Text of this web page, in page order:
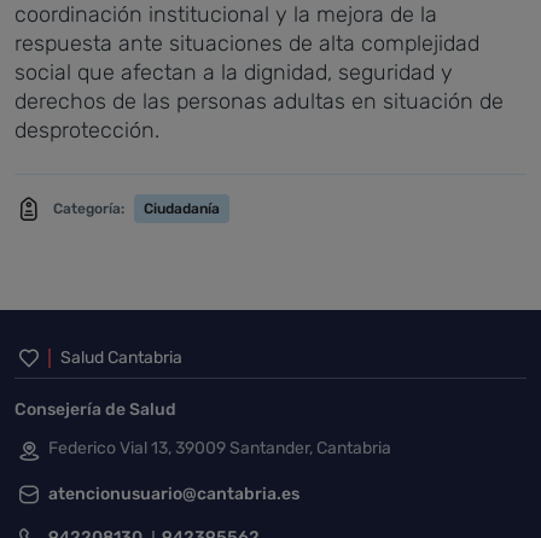
coordinación institucional y la mejora de la
respuesta ante situaciones de alta complejidad
social que afectan a la dignidad, seguridad y
derechos de las personas adultas en situación de
desprotección.
Categoría: Ciudadanía
Inicio del pie de página
Salud Cantabria
Consejería de Salud
Federico Vial 13, 39009 Santander, Cantabria
atencionusuario@cantabria.es